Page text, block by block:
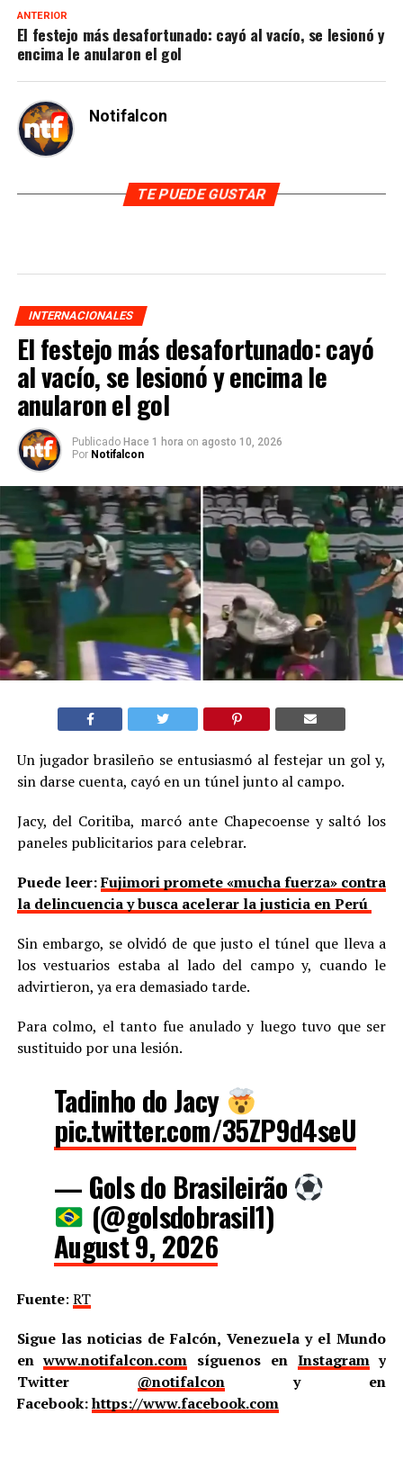
ANTERIOR
El festejo más desafortunado: cayó al vacío, se lesionó y
encima le anularon el gol
Notifalcon
TE PUEDE GUSTAR
INTERNACIONALES
El festejo más desafortunado: cayó
al vacío, se lesionó y encima le
anularon el gol
Publicado Hace 1 hora on agosto 10, 2026
Por Notifalcon
Un jugador brasileño se entusiasmó al festejar un gol y,
sin darse cuenta, cayó en un túnel junto al campo.
Jacy, del Coritiba, marcó ante Chapecoense y saltó los
paneles publicitarios para celebrar.
Puede leer:Fujimori promete «mucha fuerza» contra
la delincuencia y busca acelerar la justicia en Perú
Sin embargo, se olvidó de que justo el túnel que lleva a
los vestuarios estaba al lado del campo y, cuando le
advirtieron, ya era demasiado tarde.
Para colmo, el tanto fue anulado y luego tuvo que ser
sustituido por una lesión.
Tadinho do Jacy
pic.twitter.com/35ZP9d4seU
— Gols do Brasileirão
(@golsdobrasil1)
August 9, 2026
Fuente: RT
Sigue las noticias de Falcón, Venezuela y el Mundo
enwww.notifalcon.com síguenos en Instagramy
Twitter @notifalcony en
Facebook:https://www.facebook.com